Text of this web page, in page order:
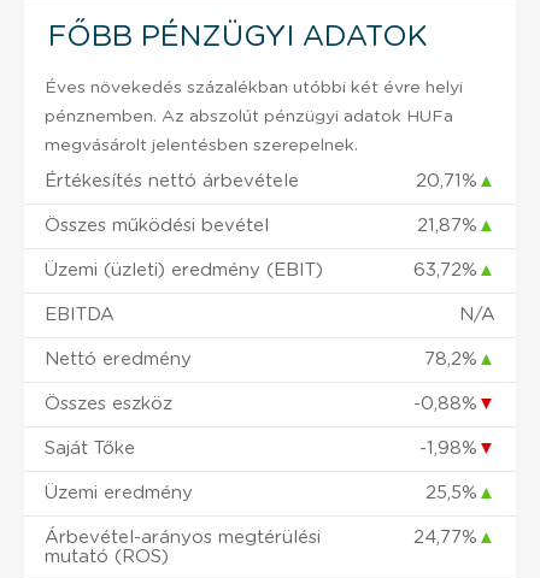
FŐBB PÉNZÜGYI ADATOK
Éves növekedés százalékban utóbbi két évre helyi
pénznemben. Az abszolút pénzügyi adatok HUFa
megvásárolt jelentésben szerepelnek.
Értékesítés nettó árbevétele 20,71% ▲
Összes működési bevétel 21,87% ▲
Üzemi (üzleti) eredmény (EBIT) 63,72% ▲
EBITDA N/A
Nettó eredmény 78,2% ▲
Összes eszköz -0,88% ▼
Saját Tőke -1,98% ▼
Üzemi eredmény 25,5% ▲
Árbevétel-arányos megtérülési
mutató (ROS)
24,77% ▲